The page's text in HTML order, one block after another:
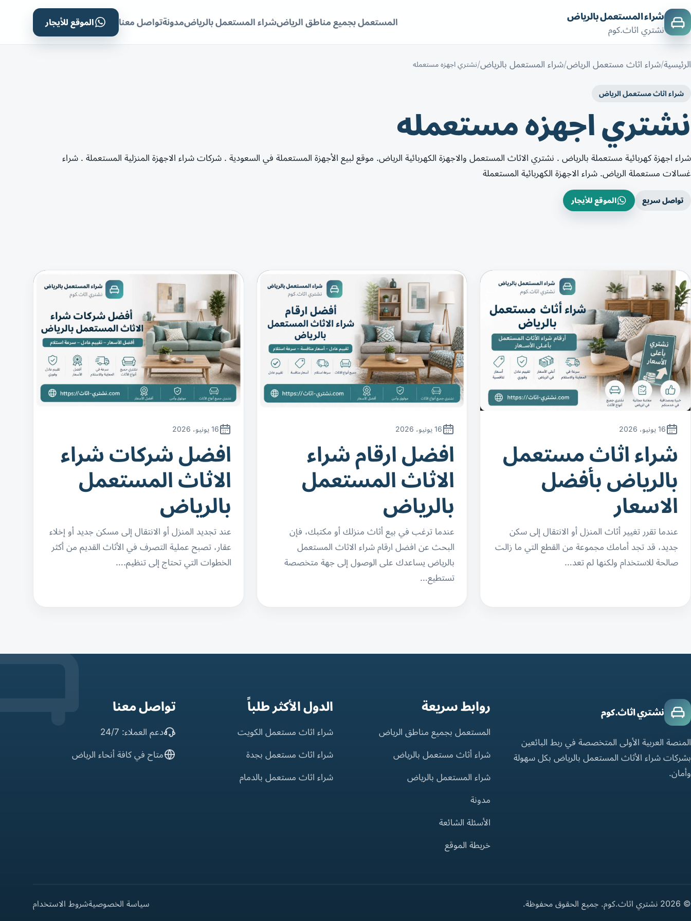
شراء المستعمل بالرياض
نشتري اثاث.كوم
المستعمل بجميع مناطق الرياضشراء المستعمل بالرياضمدونةتواصل معنا الموقع للأيجار
الرئيسية شراء اثاث مستعمل الرياض شراء المستعمل بالرياض نشتري اجهزه مستعمله
شراء اثاث مستعمل الرياض
نشتري اجهزه مستعمله
شراء اجهزة كهربائية مستعملة بالرياض . نشتري الاثاث المستعمل والاجهزة الكهربائية الرياض. موقع لبيع الأجهزة المستعملة في السعودية . شركات شراء الاجهزة المنزلية المستعملة . شراء
غسالات مستعملة الرياض. شراء الاجهزة الكهربائية المستعملة
تواصل سريع الموقع للأيجار
16 يونيو، 2026
شراء اثاث مستعمل
بالرياض بأفضل
الاسعار
عندما تقرر تغيير أثاث المنزل أو الانتقال إلى سكن
جديد، قد تجد أمامك مجموعة من القطع التي ما زالت
صالحة للاستخدام ولكنها لم تعد…
16 يونيو، 2026
افضل ارقام شراء
الاثاث المستعمل
بالرياض
عندما ترغب في بيع أثاث منزلك أو مكتبك، فإن
البحث عن افضل ارقام شراء الاثاث المستعمل
بالرياض يساعدك على الوصول إلى جهة متخصصة
تستطيع…
16 يونيو، 2026
افضل شركات شراء
الاثاث المستعمل
بالرياض
عند تجديد المنزل أو الانتقال إلى مسكن جديد أو إخلاء
عقار، تصبح عملية التصرف في الأثاث القديم من أكثر
الخطوات التي تحتاج إلى تنظيم.…
نشتري اثاث.كوم
المنصة العربية الأولى المتخصصة في ربط البائعين
بشركات شراء الأثاث المستعمل بالرياض بكل سهولة
وأمان.
روابط سريعة
المستعمل بجميع مناطق الرياض
شراء أثاث مستعمل بالرياض
شراء المستعمل بالرياض
مدونة
الأسئلة الشائعة
خريطة الموقع
الدول الأكثر طلباً
شراء اثاث مستعمل الكويت
شراء اثاث مستعمل بجدة
شراء اثاث مستعمل بالدمام
تواصل معنا
دعم العملاء: 24/7
متاح في كافة أنحاء الرياض
© 2026 نشتري اثاث.كوم. جميع الحقوق محفوظة. سياسة الخصوصيةشروط الاستخدام